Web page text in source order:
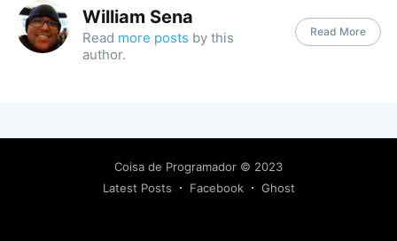
William Sena
Read more posts by this
author.
Read More
Coisa de Programador © 2023
Latest Posts
Facebook Ghost